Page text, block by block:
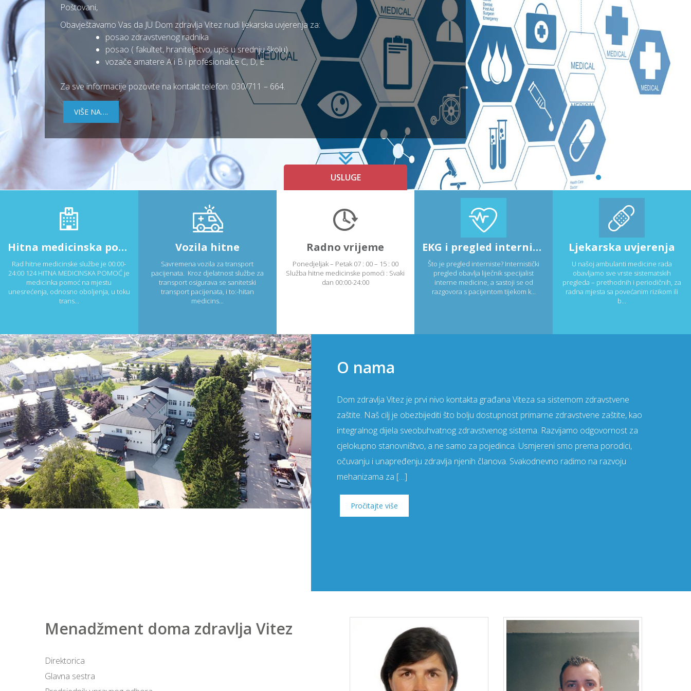
Poštovani,
Obavještavamo Vas da JU Dom zdravlja Vitez nudi ljekarska uvjerenja za:
posao zdravstvenog radnika
posao ( fakultet, hraniteljstvo, upis u srednju školu)
vozače amatere A i B i profesionalce C, D, E
Za sve informacije pozovite na kontakt telefon: 030/711 – 664.
VIŠE NA….
USLUGE
Hitna medicinska pomoć
Rad hitne medicinske službe je 00:00-
24:00 124 HITNA MEDICINSKA POMOĆ je
medicinka pomoć na mjestu
unesrećenja, odnosno oboljenja, u toku
trans...
Vozila hitne
Savremena vozila za transport
pacijenata. Kroz djelatnost službe za
transport osigurava se sanitetski
transport pacijenata, i to:-hitan
medicins...
Radno vrijeme
Ponedjeljak – Petak 07 : 00 – 15 : 00
Služba hitne medicinske pomoći : Svaki
dan 00:00-24:00
EKG i pregled interniste
Što je pregled interniste? Internistički
pregled obavlja liječnik specijalist
interne medicine, a sastoji se od
razgovora s pacijentom tijekom k...
Ljekarska uvjerenja
U našoj ambulanti medicine rada
obavljamo sve vrste sistematskih
pregleda – prethodnih i periodičnih, za
radna mjesta sa povećanim rizikom ili
b...
O nama
Dom zdravlja Vitez je prvi nivo kontakta građana Viteza sa sistemom zdravstvene
zaštite. Naš cilj je obezbijediti što bolju dostupnost primarne zdravstvene zaštite, kao
integralnog dijela sveobuhvatnog zdravstvenog sistema. Razvijamo odgovornost za
cjelokupno stanovništvo, a ne samo za pojedinca. Usmjereni smo prema porodici,
očuvanju i unapređenju zdravlja njenih članova. Svakodnevno radimo na razvoju
mehanizama za […]
Pročitajte više
Menadžment doma zdravlja Vitez
Direktorica
Glavna sestra